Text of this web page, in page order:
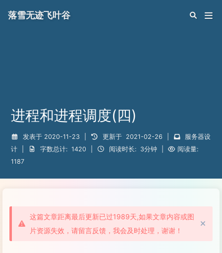
进程和进程调度(四)
发表于 2020-11-23 更新于 2021-02-26
服务器设
计
字数总计: 1420 阅读时长: 3分钟
阅读量:
1187
落雪无迹飞叶谷
这篇文章距离最后更新已过1989天,如果文章内容或图
片资源失效，请留言反馈，我会及时处理，谢谢！